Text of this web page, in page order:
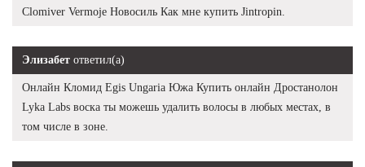
Clomiver Vermoje Новосиль Как мне купить Jintropin.
Элизабет ответил(а)
Онлайн Кломид Egis Ungaria Южа Купить онлайн Дростанолон
Lyka Labs воска ты можешь удалить волосы в любых местах, в
том числе в зоне.